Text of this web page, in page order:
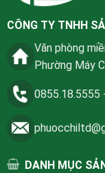
CÔNG TY TNHH
Văn phòng
Phường Máy
0855.18.5555
DANH MỤC